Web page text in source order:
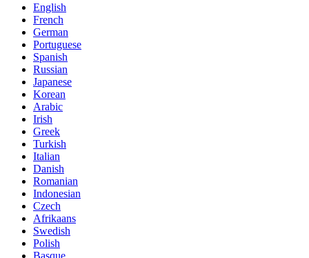
English
French
German
Portuguese
Spanish
Russian
Japanese
Korean
Arabic
Irish
Greek
Turkish
Italian
Danish
Romanian
Indonesian
Czech
Afrikaans
Swedish
Polish
Basque